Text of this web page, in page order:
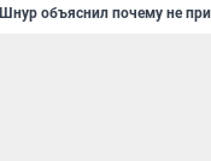
Шнур объяснил почему не